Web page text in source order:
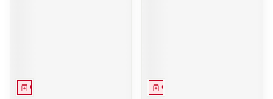
Geneesmiddel Geneesmiddel